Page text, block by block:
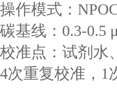
操作模式：
碳基线：0.3-0.5
校准点：试剂水
4次重复校准，1